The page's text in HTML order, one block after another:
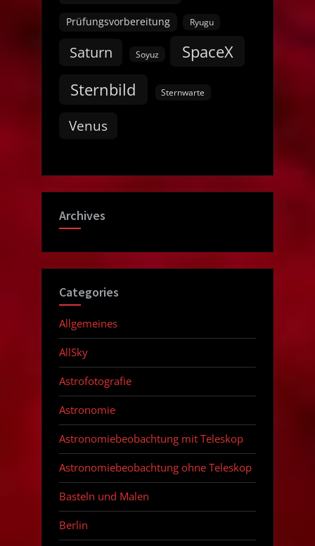
Prüfungsvorbereitung Ryugu
Saturn Soyuz
SpaceX
Sternbild
Sternwarte
Venus
Archives
Categories
Allgemeines
AllSky
Astrofotografie
Astronomie
Astronomiebeobachtung mit Teleskop
Astronomiebeobachtung ohne Teleskop
Basteln und Malen
Berlin